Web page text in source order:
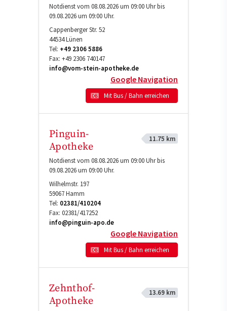
Notdienst vom 08.08.2026 um 09:00 Uhr bis
09.08.2026 um 09:00 Uhr.
Cappenberger Str. 52
44534Lünen
Tel: +49 2306 5886
Fax: +49 2306 740147
info@vom-stein-apotheke.de
Google Navigation
Mit Bus / Bahn erreichen
Pinguin-
Apotheke
11.75 km
Notdienst vom 08.08.2026 um 09:00 Uhr bis
09.08.2026 um 09:00 Uhr.
Wilhelmstr. 197
59067Hamm
Tel: 02381/410204
Fax: 02381/417252
info@pinguin-apo.de
Google Navigation
Mit Bus / Bahn erreichen
Zehnthof-
Apotheke
13.69 km